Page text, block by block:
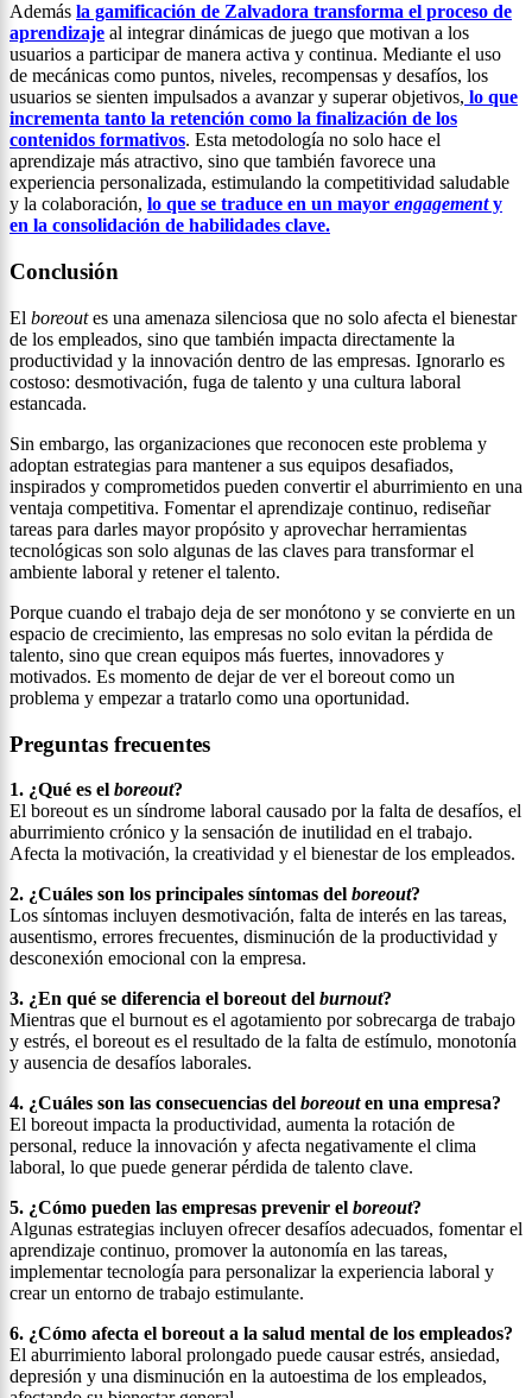
Además la gamificación de Zalvadora transforma el proceso de
aprendizaje al integrar dinámicas de juego que motivan a los
usuarios a participar de manera activa y continua. Mediante el uso
de mecánicas como puntos, niveles, recompensas y desafíos, los
usuarios se sienten impulsados a avanzar y superar objetivos, lo que
incrementa tanto la retención como la finalización de los
contenidos formativos. Esta metodología no solo hace el
aprendizaje más atractivo, sino que también favorece una
experiencia personalizada, estimulando la competitividad saludable
y la colaboración, lo que se traduce en un mayor engagementy
en la consolidación de habilidades clave.
Conclusión
El boreoutes una amenaza silenciosa que no solo afecta el bienestar
de los empleados, sino que también impacta directamente la
productividad y la innovación dentro de las empresas. Ignorarlo es
costoso: desmotivación, fuga de talento y una cultura laboral
estancada.
Sin embargo, las organizaciones que reconocen este problema y
adoptan estrategias para mantener a sus equipos desafiados,
inspirados y comprometidos pueden convertir el aburrimiento en una
ventaja competitiva. Fomentar el aprendizaje continuo, rediseñar
tareas para darles mayor propósito y aprovechar herramientas
tecnológicas son solo algunas de las claves para transformar el
ambiente laboral y retener el talento.
Porque cuando el trabajo deja de ser monótono y se convierte en un
espacio de crecimiento, las empresas no solo evitan la pérdida de
talento, sino que crean equipos más fuertes, innovadores y
motivados. Es momento de dejar de ver el boreout como un
problema y empezar a tratarlo como una oportunidad.
Preguntas frecuentes
1. ¿Qué es el boreout?
El boreout es un síndrome laboral causado por la falta de desafíos, el
aburrimiento crónico y la sensación de inutilidad en el trabajo.
Afecta la motivación, la creatividad y el bienestar de los empleados.
2. ¿Cuáles son los principales síntomas del boreout?
Los síntomas incluyen desmotivación, falta de interés en las tareas,
ausentismo, errores frecuentes, disminución de la productividad y
desconexión emocional con la empresa.
3. ¿En qué se diferencia el boreout del burnout?
Mientras que el burnout es el agotamiento por sobrecarga de trabajo
y estrés, el boreout es el resultado de la falta de estímulo, monotonía
y ausencia de desafíos laborales.
4. ¿Cuáles son las consecuencias del boreouten una empresa?
El boreout impacta la productividad, aumenta la rotación de
personal, reduce la innovación y afecta negativamente el clima
laboral, lo que puede generar pérdida de talento clave.
5. ¿Cómo pueden las empresas prevenir el boreout?
Algunas estrategias incluyen ofrecer desafíos adecuados, fomentar el
aprendizaje continuo, promover la autonomía en las tareas,
implementar tecnología para personalizar la experiencia laboral y
crear un entorno de trabajo estimulante.
6. ¿Cómo afecta el boreout a la salud mental de los empleados?
El aburrimiento laboral prolongado puede causar estrés, ansiedad,
depresión y una disminución en la autoestima de los empleados,